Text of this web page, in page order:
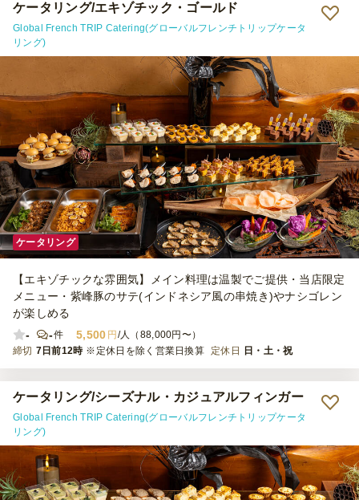
ケータリング/エキゾチック・ゴールド
Global French TRIP Catering(グローバルフレンチトリップケータ
リング)
ケータリング
【エキゾチックな雰囲気】メイン料理は温製でご提供・当店限定
メニュー・紫峰豚のサテ(インドネシア風の串焼き)やナシゴレン
が楽しめる
-
-件 5,500 円 /人（88,000円〜）
締切 7日前12時 ※定休日を除く営業日換算 定休日 日・土・祝
ケータリング/シーズナル・カジュアルフィンガー
Global French TRIP Catering(グローバルフレンチトリップケータ
リング)